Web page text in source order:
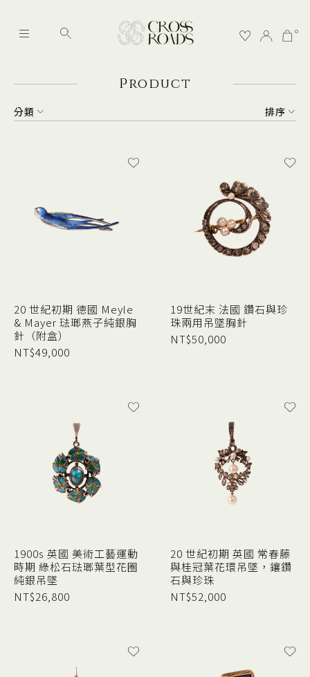
0
Product
排序
分類
20 世紀初期 德國 Meyle
& Mayer 琺瑯燕子純銀胸
針（附盒）
NT$49,000
19世紀末 法國 鑽石與珍
珠兩用吊墜胸針
NT$50,000
1900s 英國 美術工藝運動
時期 綠松石琺瑯葉型花圈
純銀吊墜
NT$26,800
20 世紀初期 英國 常春藤
與桂冠葉花環吊墜，鑲鑽
石與珍珠
NT$52,000